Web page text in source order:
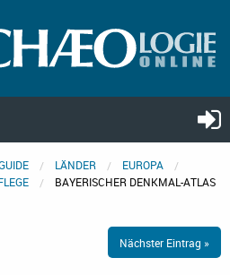
LÄNDER
EUROPA
BAYERISCHER DENKMAL-ATLAS
Nächster Eintrag »